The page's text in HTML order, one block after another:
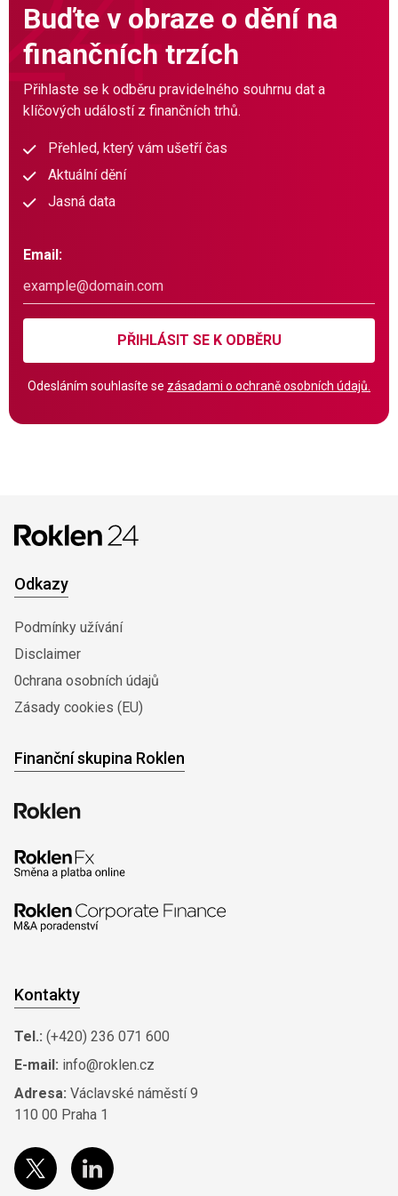
Buďte v obraze o dění na
finančních trzích
Přihlaste se k odběru pravidelného souhrnu dat a
klíčových událostí z finančních trhů.
Přehled, který vám ušetří čas
Aktuální dění
Jasná data
Email:
PŘIHLÁSIT SE K ODBĚRU
Odesláním souhlasíte se zásadami o ochraně osobních údajů.
Odkazy
Podmínky užívání
Disclaimer
0chrana osobních údajů
Zásady cookies (EU)
Finanční skupina Roklen
Kontakty
Tel.: (+420) 236 071 600
E-mail: info@roklen.cz
Adresa: Václavské náměstí 9
110 00 Praha 1